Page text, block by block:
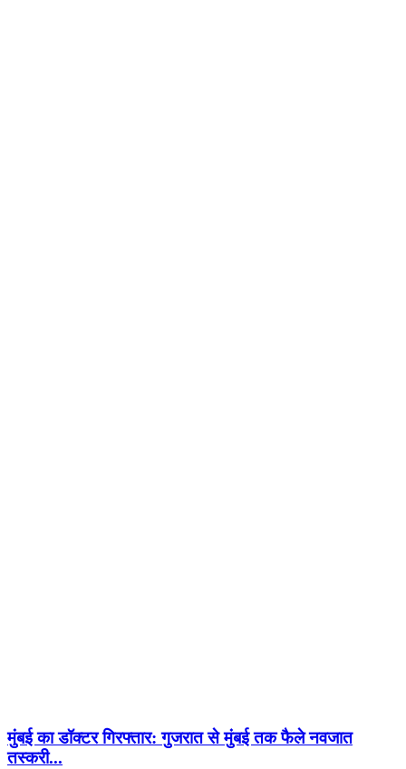
मुंबई का डॉक्टर गिरफ्तार: गुजरात से मुंबई तक फैले नवजात
तस्करी...